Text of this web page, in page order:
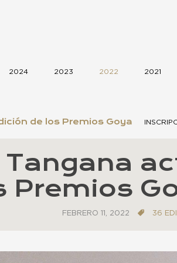
2024 2023 2022 2021
de los Premios Goya
Tangana
Premios
FEBRERO 11, 2022 36